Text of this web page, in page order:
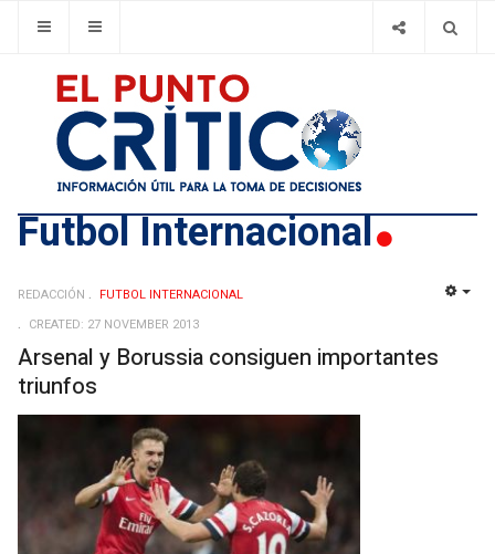
Futbol Internacional
REDACCIÓN
FUTBOL INTERNACIONAL
CREATED: 27 NOVEMBER 2013
Arsenal y Borussia consiguen importantes
triunfos